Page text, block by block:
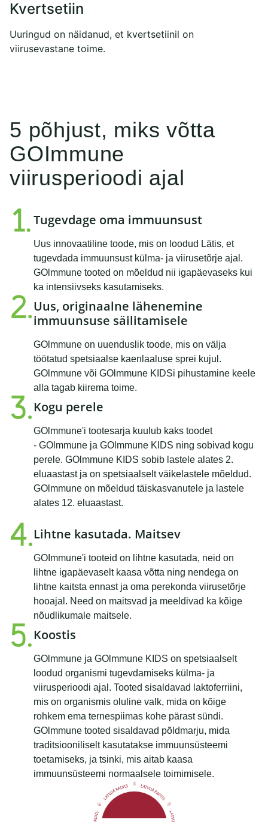
Kvertsetiin
Uuringud on näidanud, et kvertsetiinil on
viirusevastane toime.
5 põhjust, miks võtta
GOImmune
viirusperioodi ajal
Tugevdage oma immuunsust
Uus innovaatiline toode, mis on loodud Lätis, et
tugevdada immuunsust külma- ja viirusetõrje ajal.
GOlmmune tooted on mõeldud nii igapäevaseks kui
ka intensiivseks kasutamiseks.
Uus, originaalne lähenemine
immuunsuse säilitamisele
GOlmmune on uuenduslik toode, mis on välja
töötatud spetsiaalse kaenlaaluse sprei kujul.
GOlmmune või GOlmmune KIDSi pihustamine keele
alla tagab kiirema toime.
Kogu perele
GOlmmune'i tootesarja kuulub kaks toodet
- GOlmmune ja GOlmmune KIDS ning sobivad kogu
perele. GOlmmune KIDS sobib lastele alates 2.
eluaastast ja on spetsiaalselt väikelastele mõeldud.
GOlmmune on mõeldud täiskasvanutele ja lastele
alates 12. eluaastast.
Lihtne kasutada. Maitsev
GOImmune'i tooteid on lihtne kasutada, neid on
lihtne igapäevaselt kaasa võtta ning nendega on
lihtne kaitsta ennast ja oma perekonda viirusetõrje
hooajal. Need on maitsvad ja meeldivad ka kõige
nõudlikumale maitsele.
Koostis
GOlmmune ja GOlmmune KIDS on spetsiaalselt
loodud organismi tugevdamiseks külma- ja
viirusperioodi ajal. Tooted sisaldavad laktoferriini,
mis on organismis oluline valk, mida on kõige
rohkem ema ternespiimas kohe pärast sündi.
GOlmmune tooted sisaldavad põldmarju, mida
traditsiooniliselt kasutatakse immuunsüsteemi
toetamiseks, ja tsinki, mis aitab kaasa
immuunsüsteemi normaalsele toimimisele.